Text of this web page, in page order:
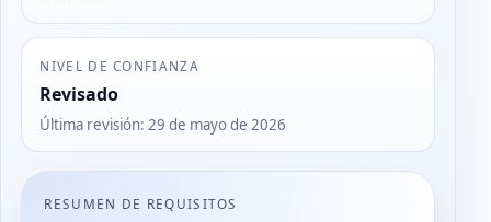
NIVEL DE CONFIANZA
Revisado
Última revisión:29 de mayo de 2026
RESUMEN DE REQUISITOS